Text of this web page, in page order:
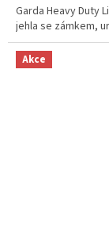
Garda Heavy Duty
jehla se zámkem,
Akce